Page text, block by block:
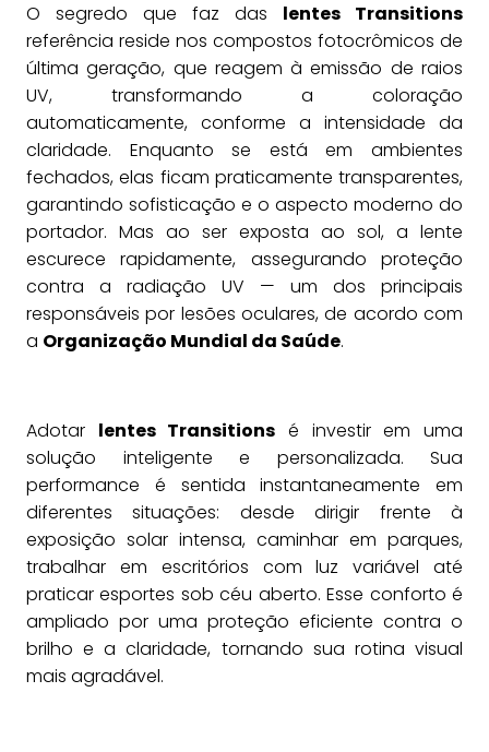
O segredo que faz das lentes Transitions
referência reside nos compostos fotocrômicos de
última geração, que reagem à emissão de raios
UV, transformando a coloração
automaticamente, conforme a intensidade da
claridade. Enquanto se está em ambientes
fechados, elas ficam praticamente transparentes,
garantindo sofisticação e o aspecto moderno do
portador. Mas ao ser exposta ao sol, a lente
escurece rapidamente, assegurando proteção
contra a radiação UV — um dos principais
responsáveis por lesões oculares, de acordo com
a Organização Mundial da Saúde.
Adotar lentes Transitions é investir em uma
solução inteligente e personalizada. Sua
performance é sentida instantaneamente em
diferentes situações: desde dirigir frente à
exposição solar intensa, caminhar em parques,
trabalhar em escritórios com luz variável até
praticar esportes sob céu aberto. Esse conforto é
ampliado por uma proteção eficiente contra o
brilho e a claridade, tornando sua rotina visual
mais agradável.